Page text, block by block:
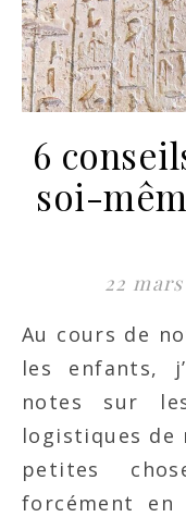
6
soi-
22
Au cours de notre séjour en Egypte avec
les enfants,
notes sur
logistiques de
petites
forcément